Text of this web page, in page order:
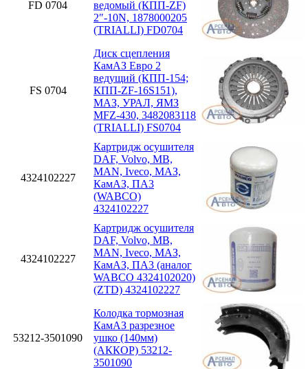
FD 0704
ведомый (КПП-ZF)
2″-10N, 1878000205
(TRIALLI) FD0704
FS 0704
Диск сцепления
КамАЗ Евро 2
ведущий (КПП-154;
КПП-ZF-16S151),
МАЗ, УРАЛ, ЯМЗ
MFZ-430, 3482083118
(TRIALLI) FS0704
4324102227
Картридж осушителя
DAF, Volvo, MB,
MAN, Iveco, МАЗ,
КамАЗ, ПА3
(WABCO)
4324102227
4324102227
Картридж осушителя
DAF, Volvo, MB,
MAN, Iveco, МАЗ,
КамАЗ, ПА3 (аналог
WABCO 4324102020)
(ZTD) 4324102227
53212-3501090
Колодка тормозная
КамАЗ разрезное
ушко (140мм)
(АККОР) 53212-
3501090